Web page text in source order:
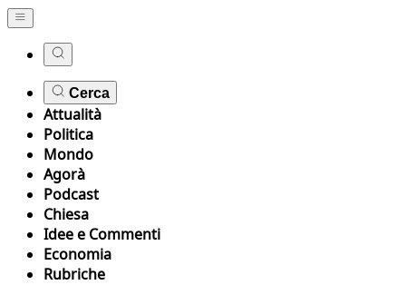
Cerca
Attualità
Politica
Mondo
Agorà
Podcast
Chiesa
Idee e Commenti
Economia
Rubriche